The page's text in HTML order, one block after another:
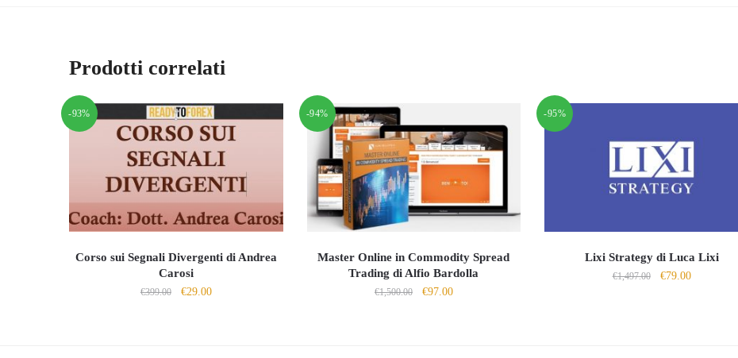
Prodotti correlati
-93%
Corso sui Segnali Divergenti di Andrea
Carosi
€399.00
Il
€29.00Il
-94%
Master Online in Commodity Spread
Trading di Alfio Bardolla
€1,500.00
Il
€97.00Il
-95%
Lixi Strategy di Luca Lixi
€1,497.00
Il
€79.00Il